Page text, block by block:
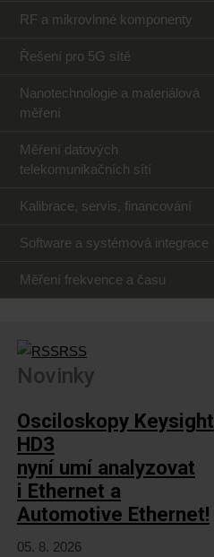
RF a mikrovlnné komponenty
Řešení pro 5G sítě
Nanotechnologie a materiálová
měření
Měření datových
telekomunikačních sítí
Kalibrace, servis, financování
Software a systémová integrace
Měření frekvence a času
RSS
Novinky
Osciloskopy Keysight
HD3
nyní umí analyzovat
i Ethernet a
Automotive Ethernet!
05. 8. 2026